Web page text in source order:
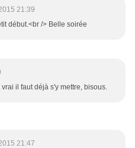
21:39
début.<br /> Belle soirée
il faut déjà s'y mettre, bisous.
21:47